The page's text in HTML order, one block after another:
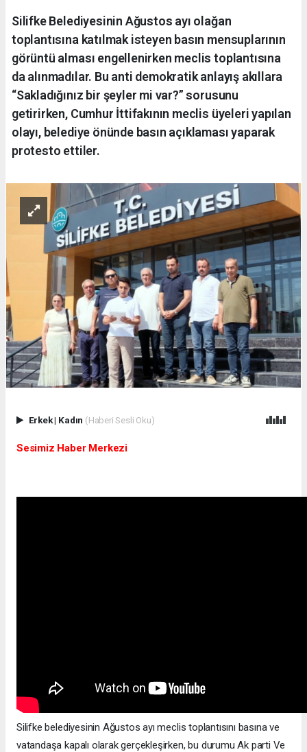
Silifke Belediyesinin Ağustos ayı olağan
toplantısına katılmak isteyen basın mensuplarının
görüntü alması engellenirken meclis toplantısına
da alınmadılar. Bu anti demokratik anlayış akıllara
“Sakladığınız bir şeyler mi var?” sorusunu
getirirken, Cumhur İttifakının meclis üyeleri yapılan
olayı, belediye önünde basın açıklaması yaparak
protesto ettiler.
Erkek| Kadın (Haberi Sesli Oku)
Sesimiz Haber Merkezi
Silifke belediyesinin Ağustos ayı meclis toplantısını basına ve
vatandaşa kapalı olarak gerçekleşirken, bu durumu Ak parti Ve